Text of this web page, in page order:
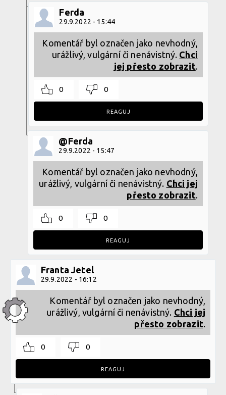
Ferda
29.9.2022 - 15:44
Komentář byl označen jako nevhodný,
urážlivý, vulgární či nenávistný. Chci
jej přesto zobrazit.
0 0
REAGUJ
@Ferda
29.9.2022 - 15:47
Komentář byl označen jako nevhodný,
urážlivý, vulgární či nenávistný. Chci jej
přesto zobrazit.
0 0
REAGUJ
Franta Jetel
29.9.2022 - 16:12
Komentář byl označen jako nevhodný,
urážlivý, vulgární či nenávistný. Chci jej
přesto zobrazit.
0 0
REAGUJ